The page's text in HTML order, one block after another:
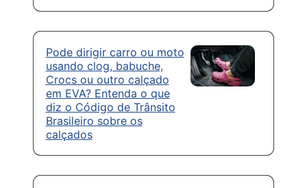
Pode dirigir carro ou moto
usando clog, babuche,
Crocs ou outro calçado
em EVA? Entenda o que
diz o Código de Trânsito
Brasileiro sobre os
calçados